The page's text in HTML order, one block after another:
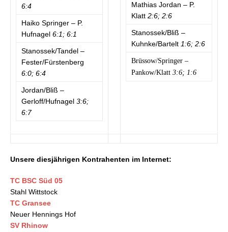
6:4
Haiko Springer – P.
Hufnagel 6:1; 6:1
Stanossek/Tandel –
Fester/Fürstenberg
6:0; 6:4
Jordan/Bliß –
Gerloff/Hufnagel 3:6;
6:7
Mathias Jordan – P.
Klatt 2:6; 2:6
Stanossek/Bliß –
Kuhnke/Bartelt 1:6; 2:6
Brüssow/Springer –
Pankow/Klatt 3:6; 1:6
Unsere diesjährigen Kontrahenten im Internet:
TC BSC Süd 05
Stahl Wittstock
TC Gransee
Neuer Hennings Hof
SV Rhinow